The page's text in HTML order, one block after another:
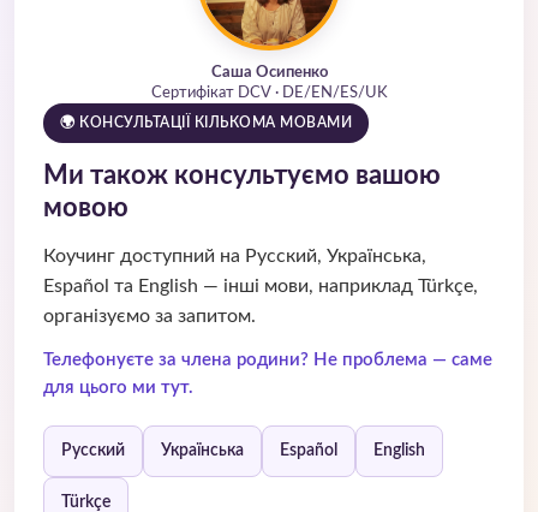
Саша Осипенко
Сертифікат DCV · DE/EN/ES/UK
🌍 КОНСУЛЬТАЦІЇ КІЛЬКОМА МОВАМИ
Ми також консультуємо вашою
мовою
Коучинг доступний на Русский, Українська,
Español та English — інші мови, наприклад Türkçe,
організуємо за запитом.
Телефонуєте за члена родини? Не проблема — саме
для цього ми тут.
Русский Українська Español English
Türkçe